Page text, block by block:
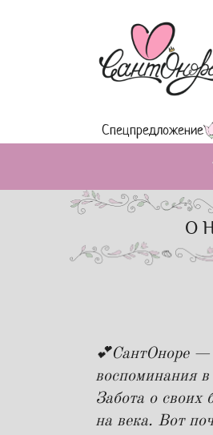
Спецпредложение
О
💕СантОноре —
воспоминания
Забота о своих
на века. Вот